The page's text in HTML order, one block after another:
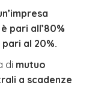
pari all’80%
al 20%.
di mutuo
a scadenze